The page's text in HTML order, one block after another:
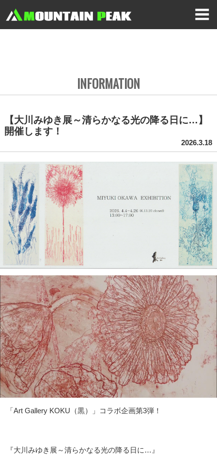
INFORMATION
【大川みゆき展～清らかなる光の降る日に…】
開催します！
2026.3.18
「Art Gallery KOKU（黒）」コラボ企画第3弾！
『大川みゆき展～清らかなる光の降る日に…』